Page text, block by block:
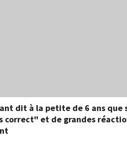
dit à la petite de 6 ans que
correct" et de grandes